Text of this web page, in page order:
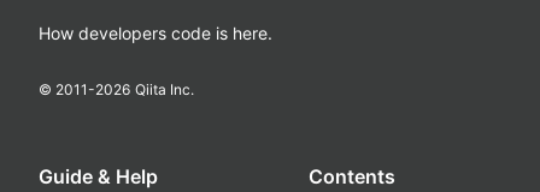
How developers code is here.
© 2011-2026 Qiita Inc.
Guide & Help Contents